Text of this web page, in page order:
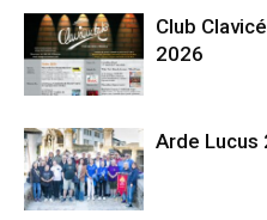
Club
2026
Arde Lucus